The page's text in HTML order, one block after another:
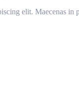
elit. Maecenas